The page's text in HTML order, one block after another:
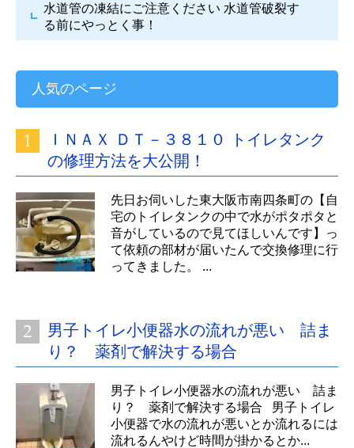
水道管の凍結にご注意ください 水道管破裂す
る前にやっとく事！
人気のページ
ＩＮＡＸ ＤＴ－３８１０ トイレタンク
の修理方法を大公開！
先日お伺いした東大阪市南四条町の【自
宅のトイレタンクの中で水がポタポタと
音がしているので見てほしいんです】っ
て依頼の部材が届いたんで交換修理に行
ってきました。 ...
男子トイレ小便器水の流れが悪い 詰ま
り？ 薬剤で解決する場合
男子トイレ小便器水の流れが悪い 詰ま
り？ 薬剤で解決する場合 男子トイレ
小便器で水の流れが悪いとか流れるには
流れるんやけど時間が掛かるとか...